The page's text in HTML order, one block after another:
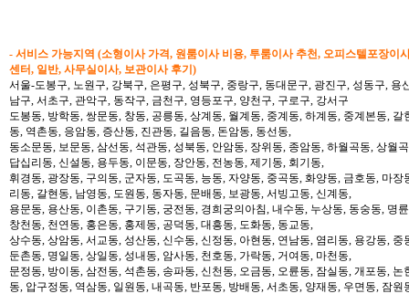
- 서비스 가능지역 (소형이사 가격, 원룸이사 비용, 투룸이사 추천, 오피스텔포장이
센터, 일반, 사무실이사, 보관이사 후기)
서울-도봉구, 노원구, 강북구, 은평구, 성북구, 중랑구, 동대문구, 광진구, 성동구,
남구, 서초구, 관악구, 동작구, 금천구, 영등포구, 양천구, 구로구, 강서구
도봉동, 방학동, 쌍문동, 창동, 공릉동, 상계동, 월계동, 중계동, 하계동, 중계본동,
동, 역촌동, 응암동, 증산동, 진관동, 길음동, 돈암동, 동선동,
동소문동, 보문동, 삼선동, 석관동, 성북동, 안암동, 장위동, 종암동, 하월곡동, 상월
답십리동, 신설동, 용두동, 이문동, 장안동, 전농동, 제기동, 회기동,
휘경동, 광장동, 구의동, 군자동, 도곡동, 능동, 자양동, 중곡동, 화양동, 금호동, 마
리동, 갈현동, 남영동, 도원동, 동자동, 문배동, 보광동, 서빙고동, 신계동,
용문동, 용산동, 이촌동, 구기동, 궁전동, 경희궁의아침, 내수동, 누상동, 동숭동, 명
창천동, 천연동, 홍은동, 홍제동, 공덕동, 대흥동, 도화동, 동교동,
상수동, 상암동, 서교동, 성산동, 신수동, 신정동, 아현동, 연남동, 염리동, 용강동,
둔촌동, 명일동, 상일동, 성내동, 암사동, 천호동, 가락동, 거여동, 마천동,
문정동, 방이동, 삼전동, 석촌동, 송파동, 신천동, 오금동, 오륜동, 잠실동, 개포동,
동, 압구정동, 역삼동, 일원동, 내곡동, 반포동, 방배동, 서초동, 양재동, 우면동, 잠원